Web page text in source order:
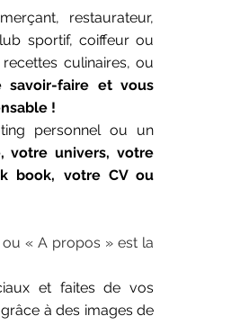
restaurateur,
sportif, coiffeur ou
culinaires, ou
faire et vous
!
personnel ou un
votre univers, votre
book, votre CV ou
« A propos » est la
et faites de vos
à des images de